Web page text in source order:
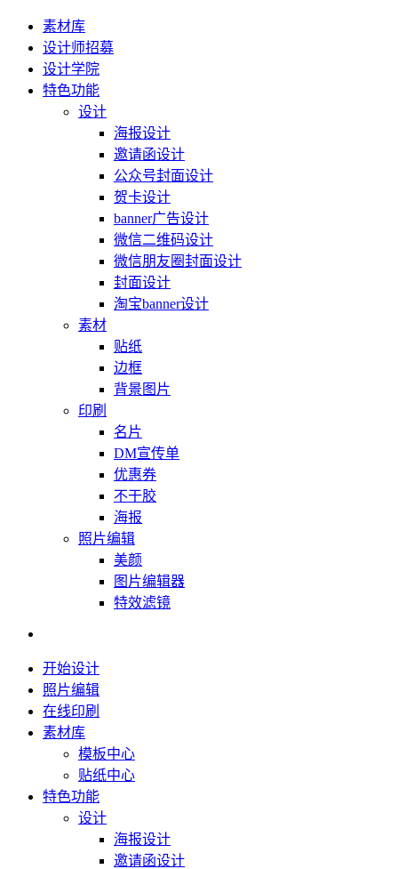
素材库
设计师招募
设计学院
特色功能
设计
海报设计
邀请函设计
公众号封面设计
贺卡设计
banner广告设计
微信二维码设计
微信朋友圈封面设计
封面设计
淘宝banner设计
素材
贴纸
边框
背景图片
印刷
名片
DM宣传单
优惠券
不干胶
海报
照片编辑
美颜
图片编辑器
特效滤镜
开始设计
照片编辑
在线印刷
素材库
模板中心
贴纸中心
特色功能
设计
海报设计
邀请函设计